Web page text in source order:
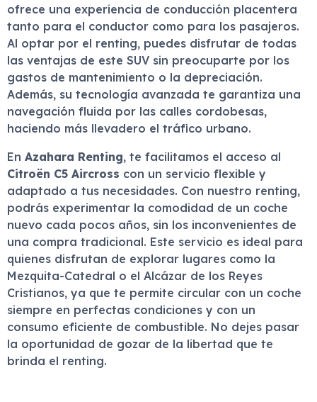
ofrece una experiencia de conducción placentera
tanto para el conductor como para los pasajeros.
Al optar por el renting, puedes disfrutar de todas
las ventajas de este SUV sin preocuparte por los
gastos de mantenimiento o la depreciación.
Además, su tecnología avanzada te garantiza una
navegación fluida por las calles cordobesas,
haciendo más llevadero el tráfico urbano.
En Azahara Renting, te facilitamos el acceso al
Citroën C5 Aircross con un servicio flexible y
adaptado a tus necesidades. Con nuestro renting,
podrás experimentar la comodidad de un coche
nuevo cada pocos años, sin los inconvenientes de
una compra tradicional. Este servicio es ideal para
quienes disfrutan de explorar lugares como la
Mezquita-Catedral o el Alcázar de los Reyes
Cristianos, ya que te permite circular con un coche
siempre en perfectas condiciones y con un
consumo eficiente de combustible. No dejes pasar
la oportunidad de gozar de la libertad que te
brinda el renting.